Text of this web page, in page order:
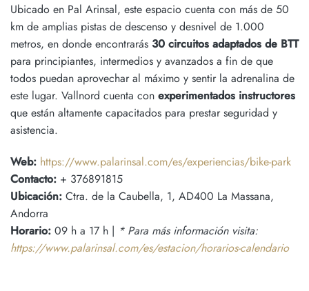
Ubicado en Pal Arinsal, este espacio cuenta con más de 50
km de amplias pistas de descenso y desnivel de 1.000
metros, en donde encontrarás 30 circuitos adaptados de BTT
para principiantes, intermedios y avanzados a fin de que
todos puedan aprovechar al máximo y sentir la adrenalina de
este lugar. Vallnord cuenta con experimentados instructores
que están altamente capacitados para prestar seguridad y
asistencia.
Web: https://www.palarinsal.com/es/experiencias/bike-park
Contacto: + 376891815
Ubicación: Ctra. de la Caubella, 1, AD400 La Massana,
Andorra
Horario: 09 h a 17 h | * Para más información visita:
https://www.palarinsal.com/es/estacion/horarios-calendario